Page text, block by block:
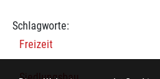
Schlagworte:
Freizeit